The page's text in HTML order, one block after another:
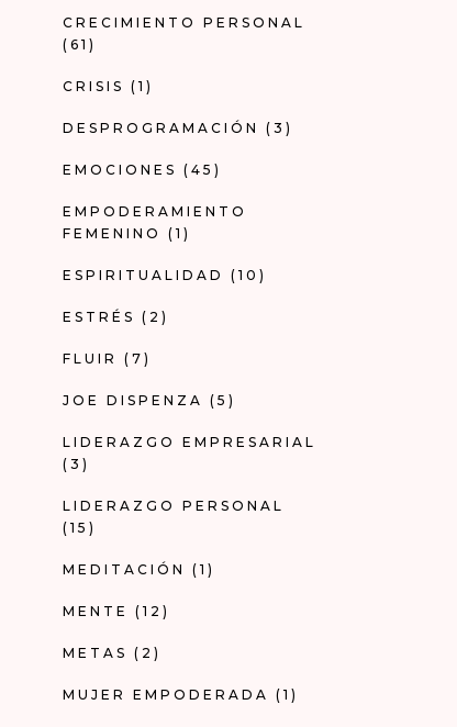
CRECIMIENTO PERSONAL
(61)
CRISIS (1)
DESPROGRAMACIÓN (3)
EMOCIONES (45)
EMPODERAMIENTO
FEMENINO
(1)
ESPIRITUALIDAD (10)
ESTRÉS (2)
FLUIR (7)
JOE DISPENZA (5)
LIDERAZGO EMPRESARIAL
(3)
LIDERAZGO PERSONAL
(15)
MEDITACIÓN (1)
MENTE (12)
METAS (2)
MUJER EMPODERADA (1)